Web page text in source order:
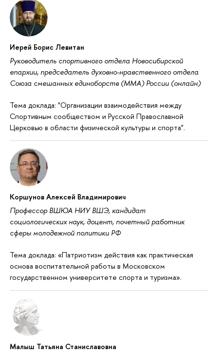
Иерей Борис Левитан
Руководитель спортивного отдела Новосибирской
епархии, председатель духовно-нравственного отдела
Союза смешанных единоборств (ММА) России (онлайн)
Тема доклада: "Организации взаимодействия между
Спортивным сообществом и Русской Православной
Церковью в области физической культуры и спорта".
Коршунов Алексей Владимирович
Профессор ВШЮА НИУ ВШЭ, кандидат
социологических наук, доцент, почетный работник
сферы молодежной политики РФ
Тема доклада: «Патриотизм действия как практическая
основа воспитательной работы в Московском
государственном университете спорта и туризма».
Малыш Татьяна Станиславовна